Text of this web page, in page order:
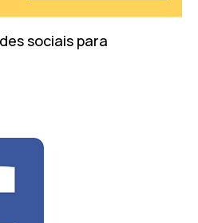
sociais para